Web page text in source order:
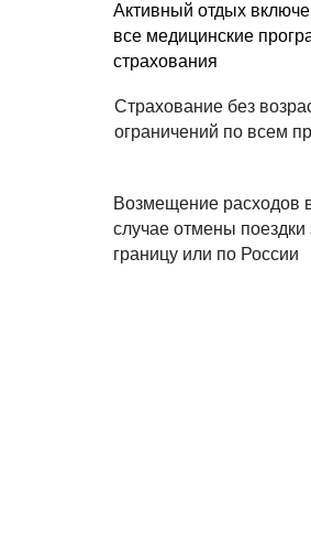
Возмещение расходов
случае отмены поездки
границу или по России
Страхование без
ограничений по всем
Активный отдых
все медицинские
страхования